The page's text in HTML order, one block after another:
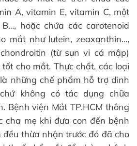
A, vitamin E, vitamin C, một
hoặc chứa các carotenoid
mắt như lutein, zeaxanthin…,
(từ sụn vi cá mập)
cho mắt. Thực chất, các loại
những chế phẩm hỗ trợ dinh
không có tác dụng chữa
Bệnh viện Mắt TP.HCM thông
cha mẹ khi đưa con đến bệnh
thừa nhận trước đó đã cho